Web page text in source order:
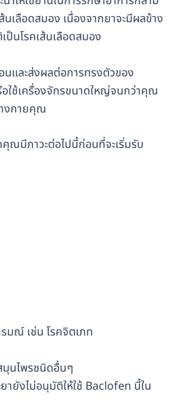
นเลือดสมอง เนื่องจากยาจะมีผลข้าง
ป็นโรคเส้นเลือดสมอง
และส่งผลต่อการทรงตัวของ
ใช้เครื่องจักรขนาดใหญ่จนกว่าคุณ
งกายคุณ
มีภาวะต่อไปนี้ก่อนที่จะเริ่มรับ
มณ์ เช่น โรคจิตเภท
มุนไพรชนิดอื่นๆ
ายังไม่อนุมัติให้ใช้ Baclofen นี้ใน